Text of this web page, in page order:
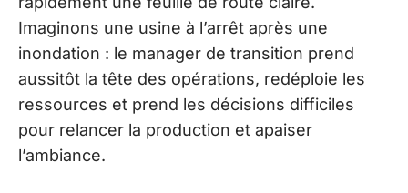
Imaginons une usine à l’arrêt après une
inondation : le manager de transition prend
aussitôt la tête des opérations, redéploie les
ressources et prend les décisions difficiles
pour relancer la production et apaiser
l’ambiance.